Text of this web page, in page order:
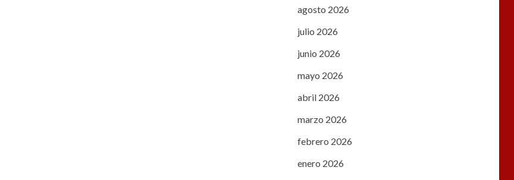
agosto 2026
julio 2026
junio 2026
mayo 2026
abril 2026
marzo 2026
febrero 2026
enero 2026